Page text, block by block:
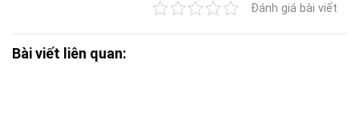
Đánh giá bài viết
Bài viết liên quan: